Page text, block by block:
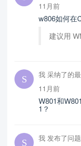
11月前
w806如何在
建议用
我 采纳了的
11月前
W801和
1？
我 发布了问题